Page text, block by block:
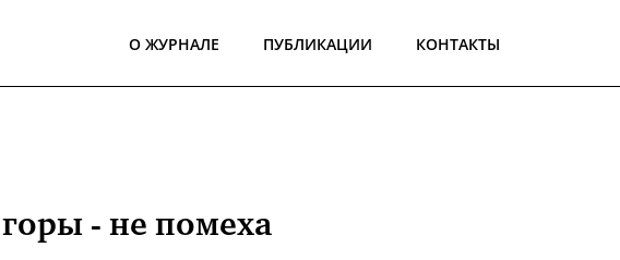
О ЖУРНАЛЕ ПУБЛИКАЦИИ КОНТАКТЫ
горы - не помеха